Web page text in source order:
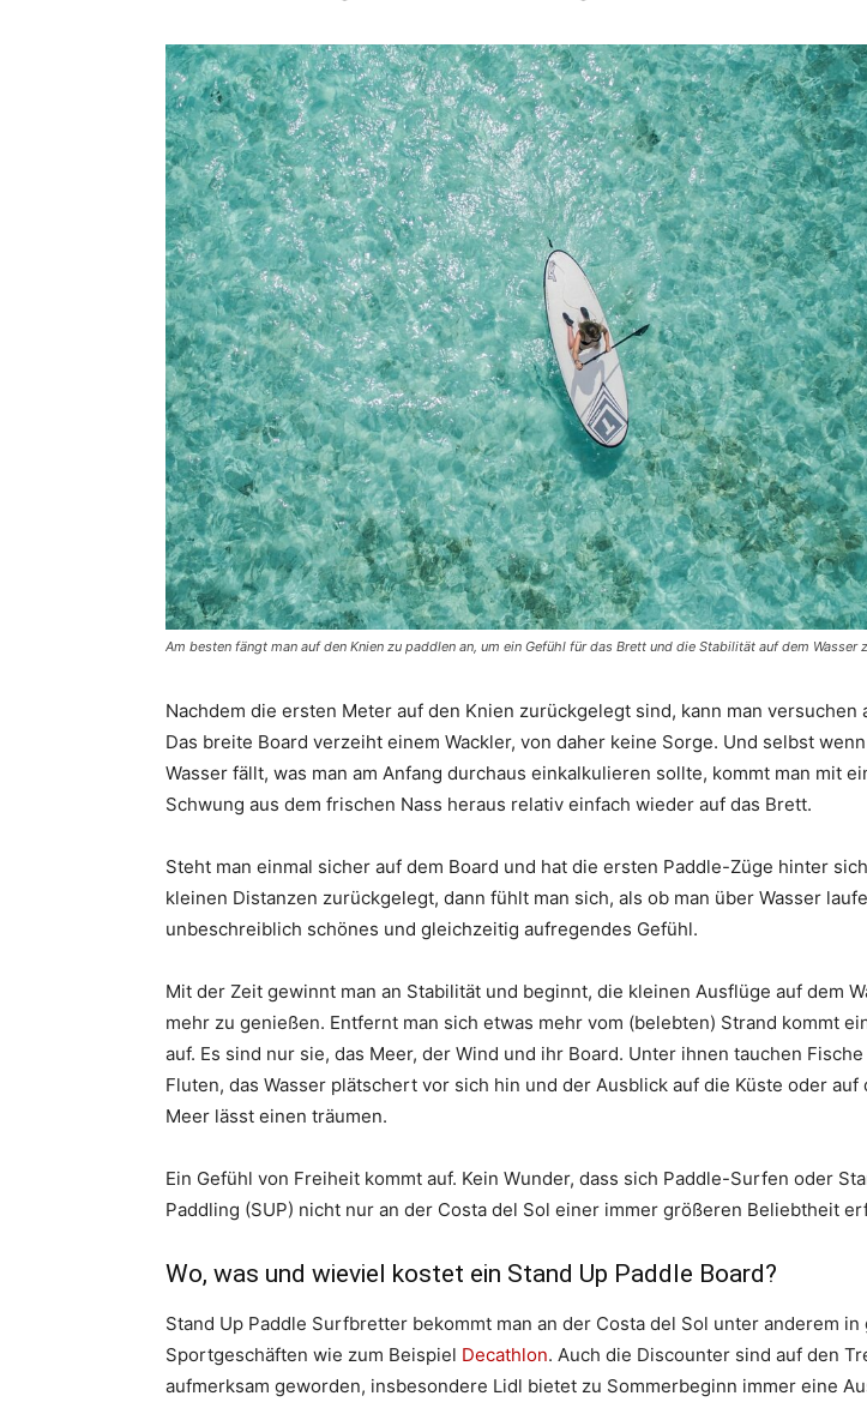
Am besten fängt man auf den Knien zu paddlen an, um ein Gefühl für das Brett und die Stabilität auf dem Wasser
Nachdem die ersten Meter auf den Knien zurückgelegt sind, kann man versuchen
Das breite Board verzeiht einem Wackler, von daher keine Sorge. Und selbst
Wasser fällt, was man am Anfang durchaus einkalkulieren sollte, kommt man mit
Schwung aus dem frischen Nass heraus relativ einfach wieder auf das Brett.
Steht man einmal sicher auf dem Board und hat die ersten Paddle-Züge hinter
kleinen Distanzen zurückgelegt, dann fühlt man sich, als ob man über Wasser
unbeschreiblich schönes und gleichzeitig aufregendes Gefühl.
Mit der Zeit gewinnt man an Stabilität und beginnt, die kleinen Ausflüge auf dem
mehr zu genießen. Entfernt man sich etwas mehr vom (belebten) Strand kommt
auf. Es sind nur sie, das Meer, der Wind und ihr Board. Unter ihnen tauchen
Fluten, das Wasser plätschert vor sich hin und der Ausblick auf die Küste oder auf
Meer lässt einen träumen.
Ein Gefühl von Freiheit kommt auf. Kein Wunder, dass sich Paddle-Surfen oder
Paddling (SUP) nicht nur an der Costa del Sol einer immer größeren Beliebtheit
Wo, was und wieviel kostet ein Stand Up Paddle Board?
Stand Up Paddle Surfbretter bekommt man an der Costa del Sol unter anderem in
Sportgeschäften wie zum Beispiel Decathlon. Auch die Discounter sind auf den
aufmerksam geworden, insbesondere Lidl bietet zu Sommerbeginn immer eine